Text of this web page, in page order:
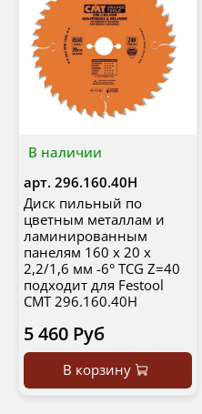
В наличии
арт. 296.160.40H
Диск пильный по
цветным металлам и
ламинированным
панелям 160 x 20 x
2,2/1,6 мм -6° TCG Z=40
подходит для Festool
CMT 296.160.40H
5 460 Руб
В корзину